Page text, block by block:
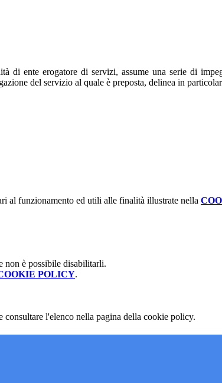
ente erogatore di servizi, assume una serie di
del servizio al quale è preposta, delinea in
al funzionamento ed utili alle finalità illustrate nella
non è possibile disabilitarli.
POLICY.
l'elenco nella pagina della cookie policy.